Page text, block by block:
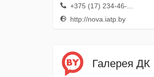
+375 (17) 234-46-...
http://nova.iatp.by
Галерея ДК